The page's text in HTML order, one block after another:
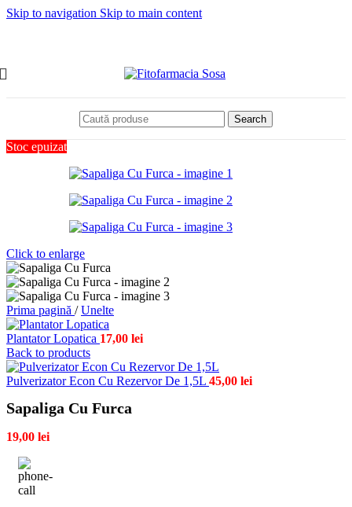
Skip to navigation Skip to main content
Search
Stoc epuizat
Click to enlarge
Prima pagină / Unelte
Plantator Lopatica 17,00 lei
Back to products
Pulverizator Econ Cu Rezervor De 1,5L 45,00 lei
Sapaliga Cu Furca
19,00 lei